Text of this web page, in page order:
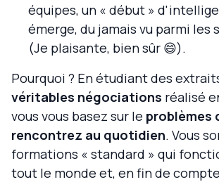
équipes, un « début »
émerge, du jamais vu parmi les
(Je plaisante, bien sûr 😄).
Pourquoi ? En étudiant des
véritables négociations réalisé
vous vous basez sur le problèmes
rencontrez au quotidien. Vous
formations « standard » qui
tout le monde et, en fin de